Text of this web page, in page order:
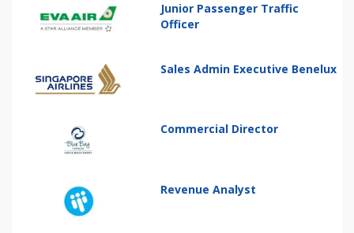
Junior Passenger Traffic
Officer
Sales Admin Executive Benelux
Commercial Director
Revenue Analyst